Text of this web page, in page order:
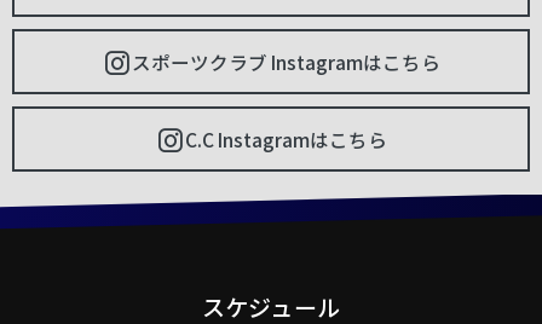
スポーツクラブ Instagramはこちら
C.C Instagramはこちら
スケジュール